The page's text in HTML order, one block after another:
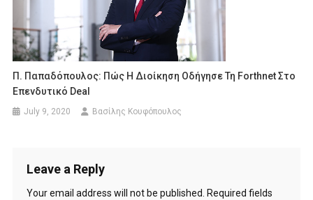
Π. Παπαδόπουλος: Πώς Η Διοίκηση Οδήγησε Τη Forthnet Στο
Επενδυτικό Deal
July 9, 2020 Βασίλης Κουφόπουλος
Leave a Reply
Your email address will not be published. Required fields